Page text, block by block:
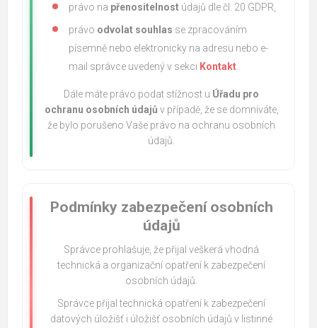
právo na přenositelnost údajů dle čl. 20 GDPR,
právo odvolat souhlas se zpracováním
písemně nebo elektronicky na adresu nebo e-
mail správce uvedený v sekci Kontakt
Dále máte právo podat stížnost u Úřadu pro
ochranu osobních údajů v případě, že se domníváte,
že bylo porušeno Vaše právo na ochranu osobních
údajů.
Podmínky zabezpečení osobních
údajů
Správce prohlašuje, že přijal veškerá vhodná
technická a organizační opatření k zabezpečení
osobních údajů.
Správce přijal technická opatření k zabezpečení
datových úložišť i úložišť osobních údajů v listinné